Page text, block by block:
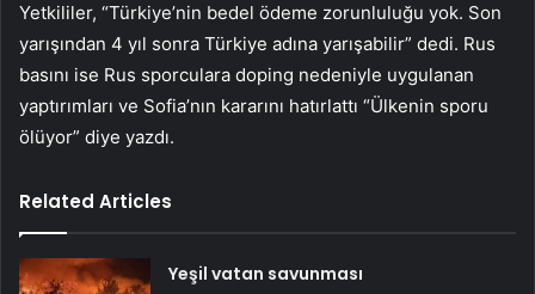
Yetkililer, “Türkiye’nin bedel ödeme zorunluluğu yok. Son
yarışından 4 yıl sonra Türkiye adına yarışabilir” dedi. Rus
basını ise Rus sporculara doping nedeniyle uygulanan
yaptırımları ve Sofia’nın kararını hatırlattı “Ülkenin sporu
ölüyor” diye yazdı.
Related Articles
Yeşil vatan savunması